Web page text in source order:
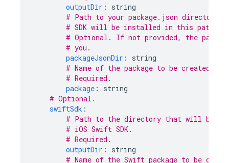
outputDir :
string
# Path to your package.json directory.
# SDK will be installed in this path.
# Optional. If not provided, the
# you.
packageJsonDir :
string
# Name of the package to be created
# Required.
package :
string
# Optional.
swiftSdk :
# Path to the directory that will be
# iOS Swift SDK.
# Required.
outputDir :
string
# Name of the Swift package to be